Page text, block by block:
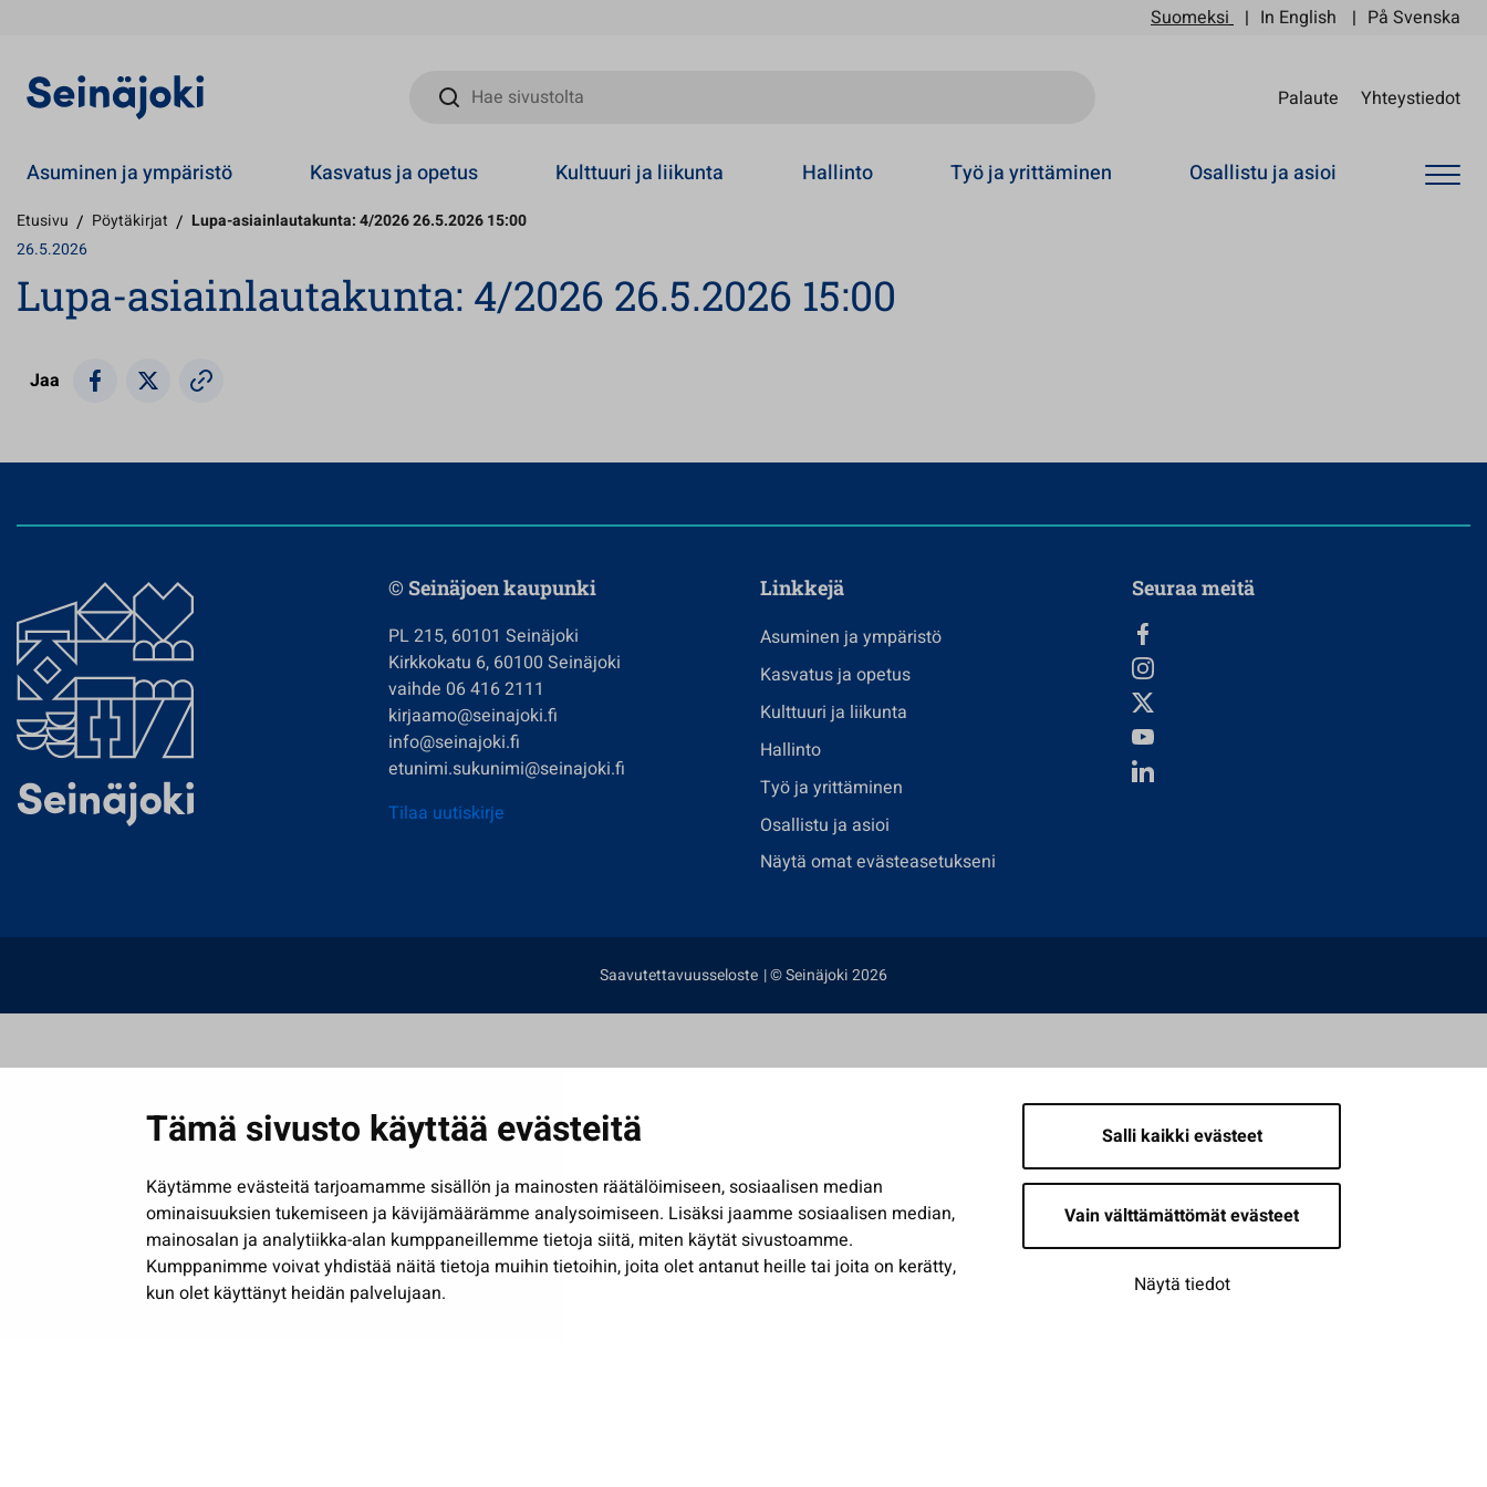
Tämä sivusto käyttää evästeitä
Käytämme evästeitä tarjoamamme sisällön ja mainosten räätälöimiseen, sosiaalisen median
ominaisuuksien tukemiseen ja kävijämäärämme analysoimiseen. Lisäksi jaamme sosiaalisen median,
mainosalan ja analytiikka-alan kumppaneillemme tietoja siitä, miten käytät sivustoamme.
Kumppanimme voivat yhdistää näitä tietoja muihin tietoihin, joita olet antanut heille tai joita on kerätty,
kun olet käyttänyt heidän palvelujaan.
Salli kaikki evästeet
Vain välttämättömät evästeet
Näytä tiedot
Suomeksi In English På Svenska
Hae sivustolta
Palaute Yhteystiedot
Asuminen ja ympäristö Kasvatus ja opetus Kulttuuri ja liikunta Hallinto Työ ja yrittäminen Osallistu ja asioi
Etusivu / Pöytäkirjat / Lupa-asiainlautakunta: 4/2026 26.5.2026 15:00
26.5.2026
Lupa-asiainlautakunta: 4/2026 26.5.2026 15:00
Jaa
© Seinäjoen kaupunki
PL 215, 60101 Seinäjoki
Kirkkokatu 6, 60100 Seinäjoki
vaihde 06 416 2111
kirjaamo@seinajoki.fi
info@seinajoki.fi
etunimi.sukunimi@seinajoki.fi
Tilaa uutiskirje
Linkkejä
Asuminen ja ympäristö
Kasvatus ja opetus
Kulttuuri ja liikunta
Hallinto
Työ ja yrittäminen
Osallistu ja asioi
Näytä omat evästeasetukseni
Seuraa meitä
Saavutettavuusseloste | © Seinäjoki 2026